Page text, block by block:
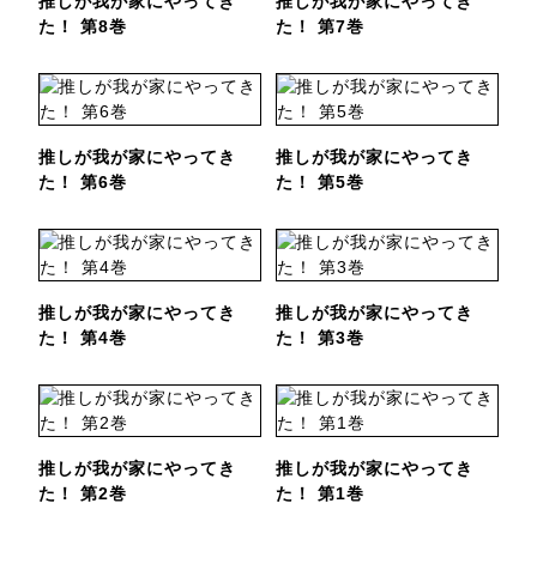
た！ 第8巻
た！ 第7巻
推しが我が家にやってき
た！ 第6巻
推しが我が家にやってき
た！ 第5巻
推しが我が家にやってき
た！ 第4巻
推しが我が家にやってき
た！ 第3巻
推しが我が家にやってき
た！ 第2巻
推しが我が家にやってき
た！ 第1巻